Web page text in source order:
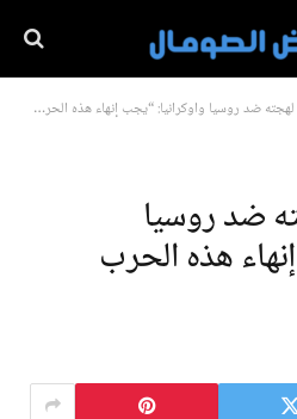
ضد روسيا وأوكرانيا: “يجب إنهاء هذه الحرب فورًا”
ضد روسيا
هذه الحرب